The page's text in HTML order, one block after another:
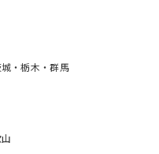
・栃木・群馬